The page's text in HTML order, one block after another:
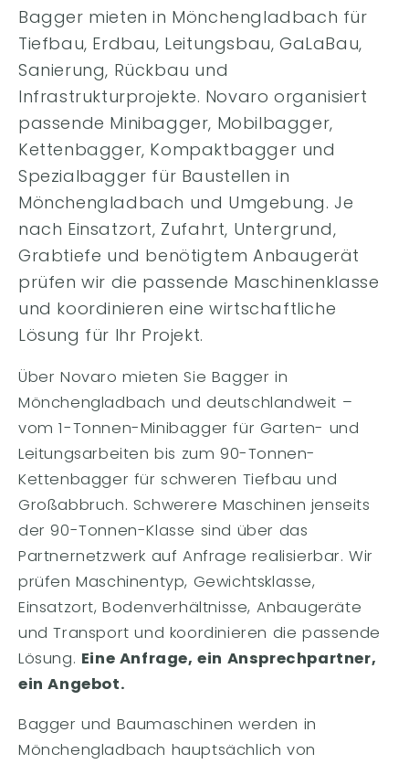
Bagger mieten in Mönchengladbach für
Tiefbau, Erdbau, Leitungsbau, GaLaBau,
Sanierung, Rückbau und
Infrastrukturprojekte. Novaro organisiert
passende Minibagger, Mobilbagger,
Kettenbagger, Kompaktbagger und
Spezialbagger für Baustellen in
Mönchengladbach und Umgebung. Je
nach Einsatzort, Zufahrt, Untergrund,
Grabtiefe und benötigtem Anbaugerät
prüfen wir die passende Maschinenklasse
und koordinieren eine wirtschaftliche
Lösung für Ihr Projekt.
Über Novaro mieten Sie Bagger in
Mönchengladbach und deutschlandweit –
vom 1-Tonnen-Minibagger für Garten- und
Leitungsarbeiten bis zum 90-Tonnen-
Kettenbagger für schweren Tiefbau und
Großabbruch. Schwerere Maschinen jenseits
der 90-Tonnen-Klasse sind über das
Partnernetzwerk auf Anfrage realisierbar. Wir
prüfen Maschinentyp, Gewichtsklasse,
Einsatzort, Bodenverhältnisse, Anbaugeräte
und Transport und koordinieren die passende
Lösung. Eine Anfrage, ein Ansprechpartner,
ein Angebot.
Bagger und Baumaschinen werden in
Mönchengladbach hauptsächlich von